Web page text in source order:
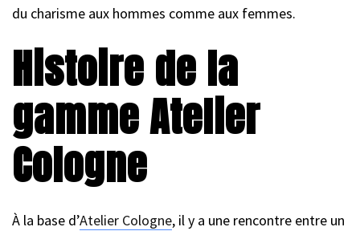
du charisme aux hommes comme aux femmes.
Histoire de la
gamme Atelier
Cologne
À la base d’Atelier Cologne, il y a une rencontre entre un